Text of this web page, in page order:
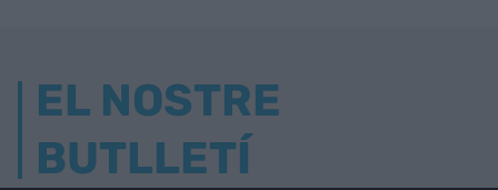
EL NOSTRE
BUTLLETÍ